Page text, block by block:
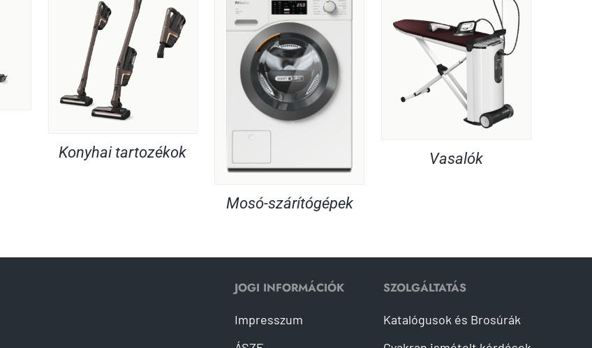
Konyhai tartozékok
Mosó-szárítógépek
Vasalók
JOGI INFORMÁCIÓK
Impresszum
SZOLGÁLTATÁS
Katalógusok és Brosúrák